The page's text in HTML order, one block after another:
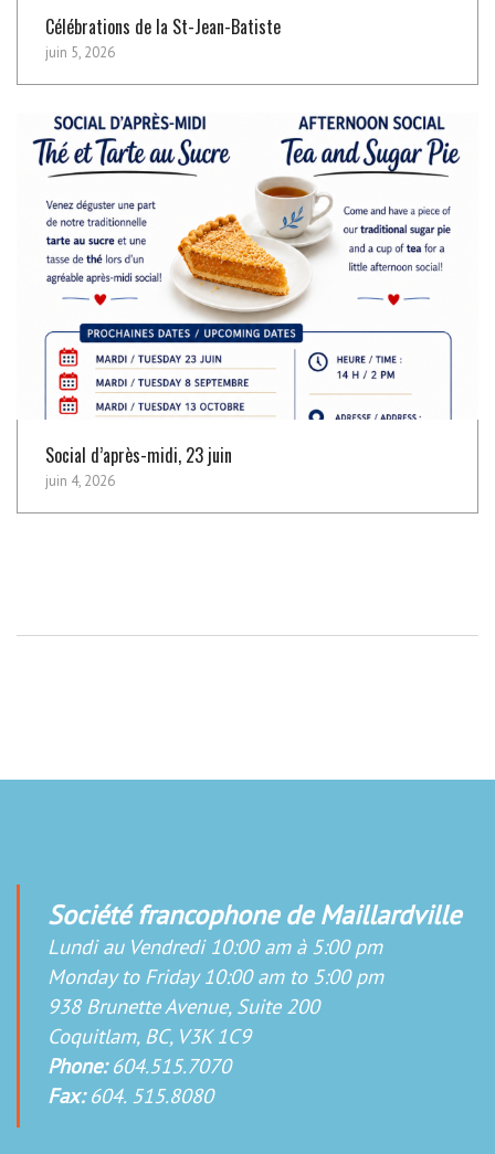
Célébrations de la St-Jean-Batiste
juin 5, 2026
Social d’après-midi, 23 juin
juin 4, 2026
Société francophone de Maillardville
Lundi au Vendredi 10:00 am à 5:00 pm
Monday to Friday 10:00 am to 5:00 pm
938 Brunette Avenue, Suite 200
Coquitlam, BC, V3K 1C9
Phone:604.515.7070
Fax:604. 515.8080